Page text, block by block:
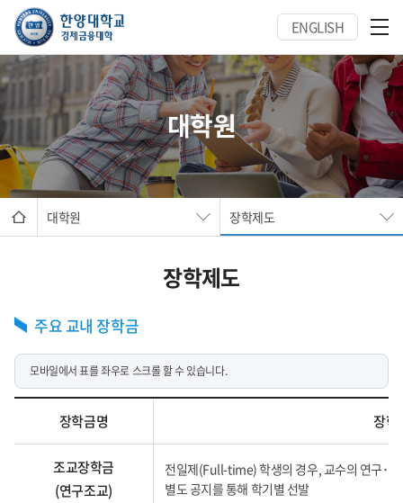
ENGLISH
대학원
대학원 장학제도
장학제도
주요 교내 장학금
장학금명 장학
조교장학금
(연구조교)
전일제(Full-time) 학생의 경우, 교수의 연구･교
별도 공지를 통해 학기별 선발